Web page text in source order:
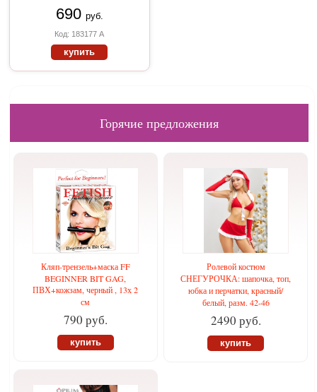
690 руб.
Код: 183177 А
купить
Горячие предложения
Кляп-трензель+маска FF
BEGINNER BIT GAG,
ПВХ+кожзам, черный , 13х 2
см
790 руб.
купить
Ролевой костюм
СНЕГУРОЧКА: шапочка, топ,
юбка и перчатки, красный/
белый, разм. 42-46
2490 руб.
купить